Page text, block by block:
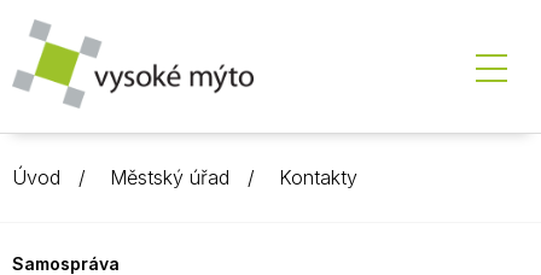
Úvod Městský úřad Kontakty
Samospráva